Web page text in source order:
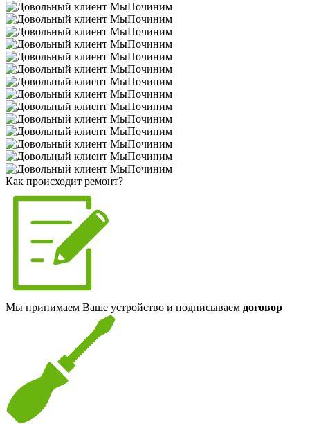
Как происходит ремонт?
Мы принимаем Ваше устройство и подписываем договор